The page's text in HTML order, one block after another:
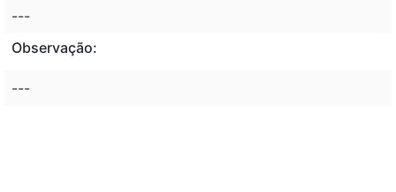
---
Observação:
---